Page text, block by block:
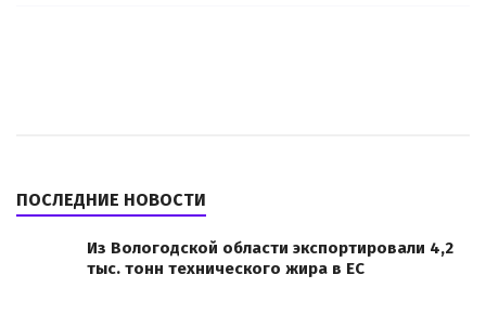
ПОСЛЕДНИЕ НОВОСТИ
Из Вологодской области экспортировали 4,2
тыс. тонн технического жира в ЕС